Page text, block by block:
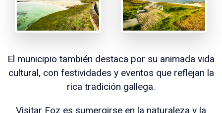
El municipio también destaca por su animada vida
cultural, con festividades y eventos que reflejan la
rica tradición gallega.
Visitar Foz es sumergirse en la naturaleza y la